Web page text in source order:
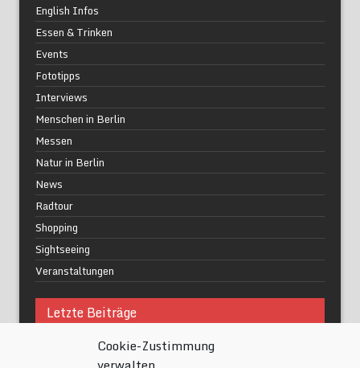
Cookie-Zustimmung
English Infos
Essen & Trinken
Events
Fototipps
Interviews
Menschen in Berlin
Messen
Natur in Berlin
News
Radtour
Shopping
Sightseeing
Veranstaltungen
Letzte Beiträge
Was macht urbane Lebensqualität wirklich aus?